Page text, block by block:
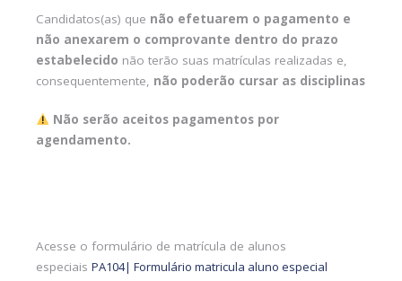
Candidatos(as) que não efetuarem o pagamento e
não anexarem o comprovante dentro do prazo
estabelecido não terão suas matrículas realizadas e,
consequentemente, não poderão cursar as disciplinas
Não serão aceitos pagamentos por
agendamento.
Acesse o formulário de matrícula de alunos
especiaisPA104| Formulário matricula aluno especial